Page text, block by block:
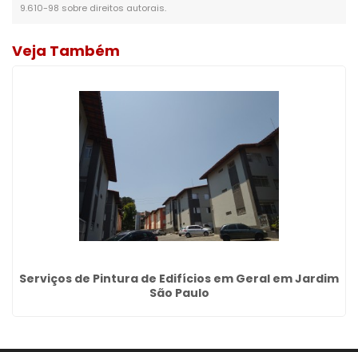
9.610-98 sobre direitos autorais.
Veja Também
Serviços de Pintura de Edifícios em Geral em Jardim
São Paulo